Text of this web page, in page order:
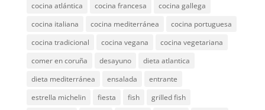
cocina atlántica
cocina francesa
cocina gallega
cocina italiana
cocina mediterránea
cocina portuguesa
cocina tradicional
cocina vegana
cocina vegetariana
comer en coruña
desayuno
dieta atlantica
dieta mediterránea
ensalada
entrante
estrella michelin
fiesta fish
grilled fish